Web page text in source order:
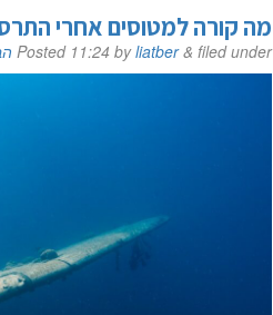
מה קורה למטוסים אחרי
Posted 11:24 byliatber & filed under